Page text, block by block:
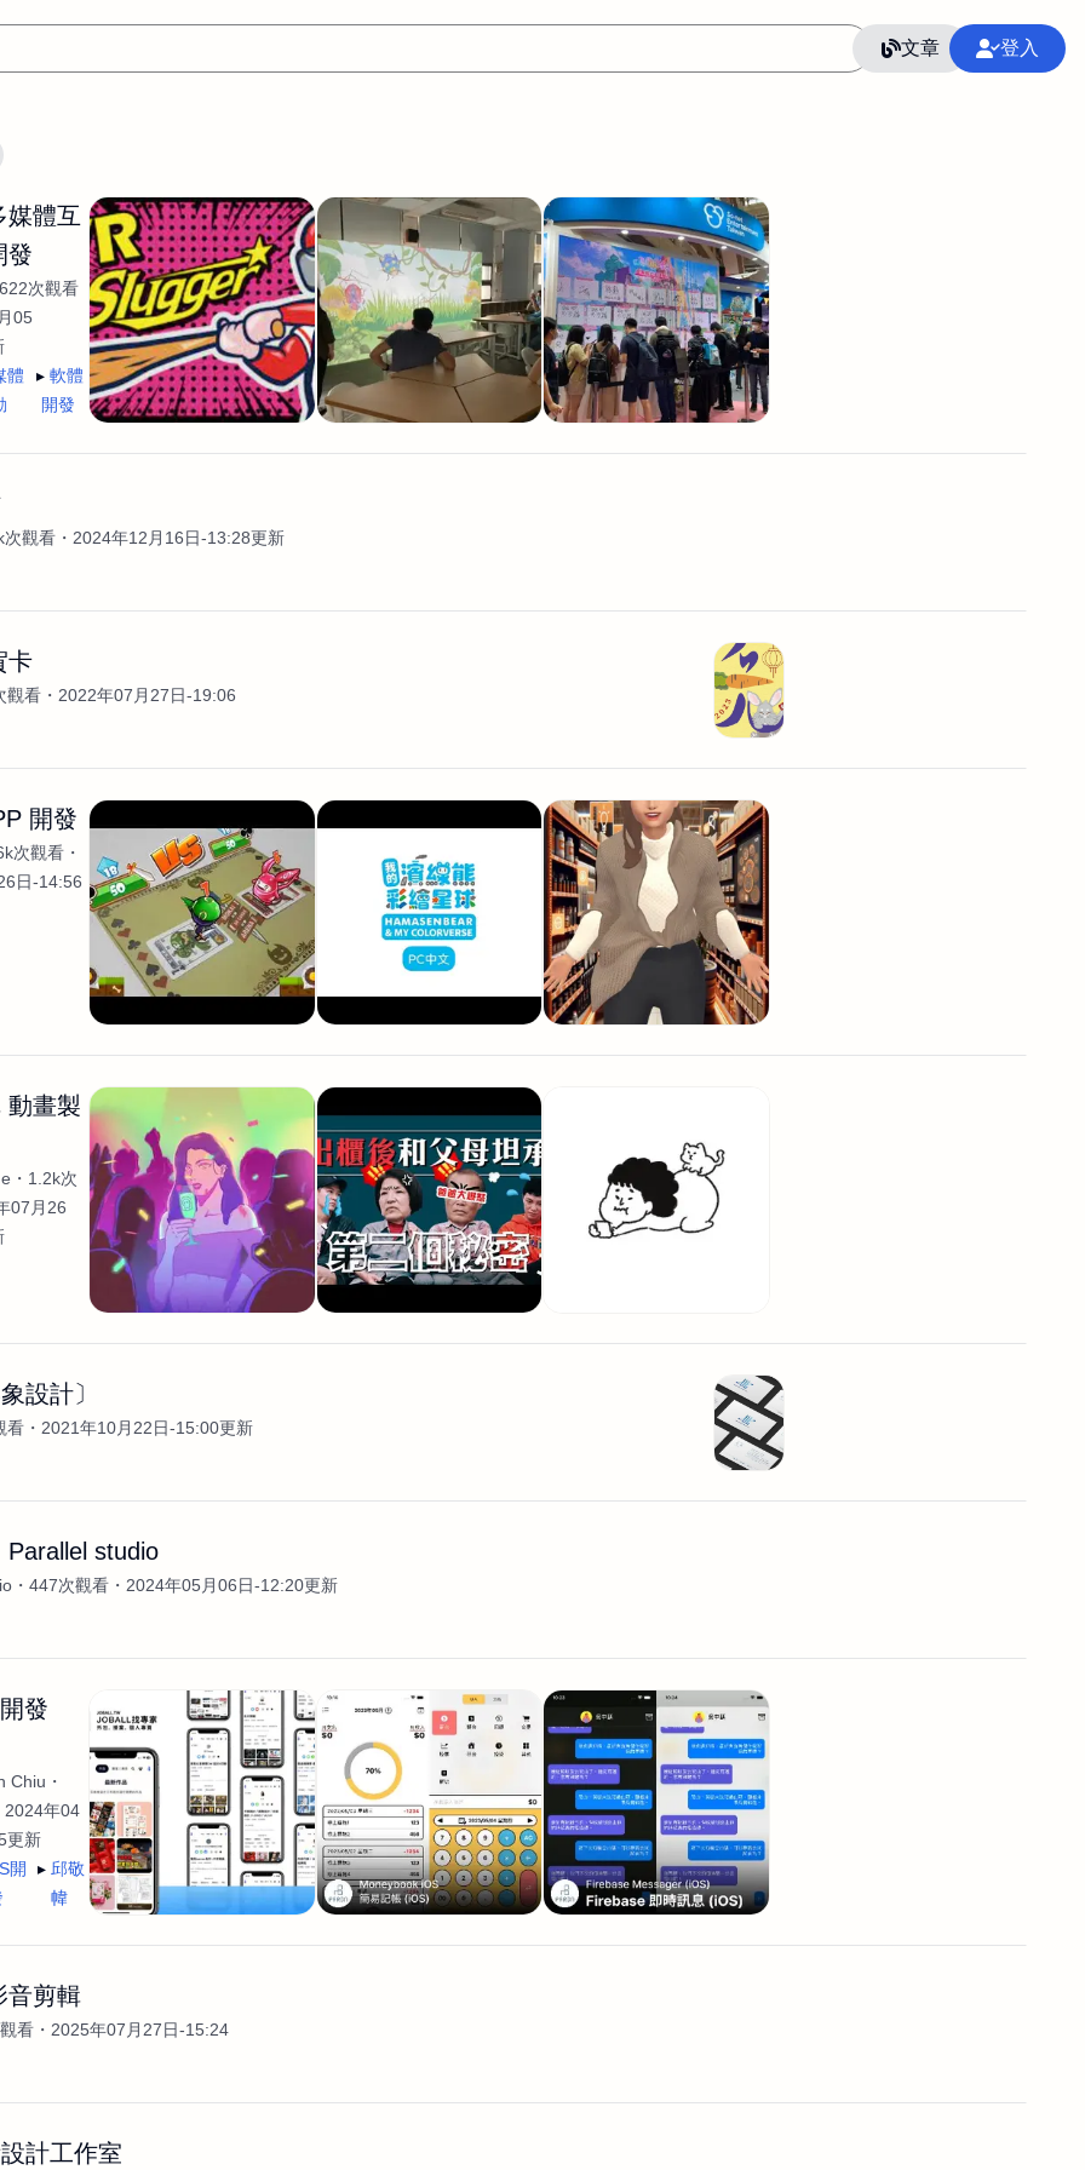
文章 登入
AI應用 AI 網頁設計 軟體開發 網站架設網頁製作 語言 整合行銷公關
平面設計師 AI影片製作 P圖改圖修圖 廣告操作 SEO CRM GoogleAnalytics
程式
商業攝影 廣告行銷服務 室內設計 網站開發 接案 照片後製修圖
WordPress網站架設與網站維護救援
生產設計 網頁製作 SCI醫學論文寫作投稿 Flutter
影像設計 視覺設計 自我介紹 業務外包 設計建模渲染 Solidworks 插畫
電商自媒體平面設計 長篇文案短 影片製作 設計 動畫製作 服務項目
媒體互
發
622次觀看
05
體
軟體
開發
次觀看 2024年12月16日-13:28更新
卡
觀看 2022年07月27日-19:06
開發
次觀看
日-14:56
動畫製
1.2k次
07月26
設計〕
看 2021年10月22日-15:00更新
Parallel studio
447次觀看 2024年05月06日-12:20更新
發
Chiu
2024年04
更新
開
邱敬
幃
音剪輯
看 2025年07月27日-15:24
計工作室